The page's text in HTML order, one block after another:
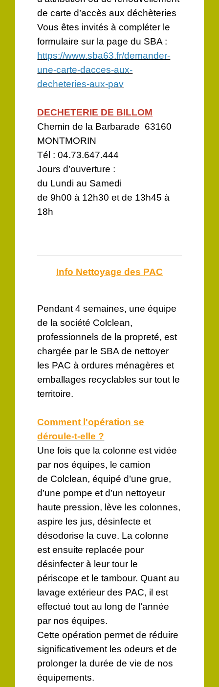
de carte d’accès aux déchèteries
Vous êtes invités à compléter le
formulaire sur la page du SBA :
https://www.sba63.fr/demander-
une-carte-dacces-aux-
decheteries-aux-pav
DECHETERIE DE BILLOM
Chemin de la Barbarade 63160
MONTMORIN
Tél : 04.73.647.444
Jours d’ouverture :
du Lundi au Samedi
de 9h00 à 12h30 et de 13h45 à
18h
Info Nettoyage des PAC
Pendant 4 semaines, une équipe
de la société Colclean,
professionnels de la propreté, est
chargée par le SBA de nettoyer
les PAC à ordures ménagères et
emballages recyclables sur tout le
territoire.
Comment l'opération se
déroule-t-elle ?
Une fois que la colonne est vidée
par nos équipes, le camion
de Colclean, équipé d’une grue,
d’une pompe et d’un nettoyeur
haute pression, lève les colonnes,
aspire les jus, désinfecte et
désodorise la cuve. La colonne
est ensuite replacée pour
désinfecter à leur tour le
périscope et le tambour. Quant au
lavage extérieur des PAC, il est
effectué tout au long de l’année
par nos équipes.
Cette opération permet de réduire
significativement les odeurs et de
prolonger la durée de vie de nos
équipements.